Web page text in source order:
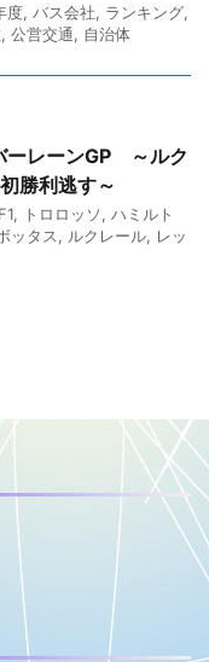
度, バス会社, ランキング,
, 公営交通, 自治体
ーレーンGP ～ルク
勝利逃す～
F1, トロロッソ, ハミルト
ッタス, ルクレール, レッ